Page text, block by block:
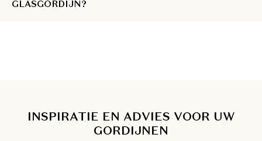
GLASGORDIJN?
INSPIRATIE EN ADVIES VOOR UW
GORDIJNEN